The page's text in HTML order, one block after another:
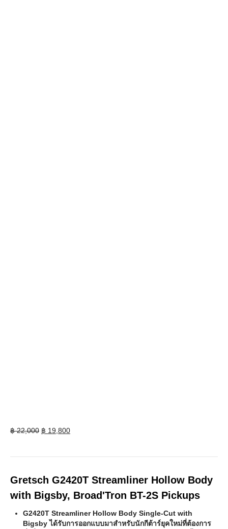
฿22,000 Original
฿ 19,800Current
Gretsch G2420T Streamliner Hollow Body
with Bigsby, Broad'Tron BT-2S Pickups
G2420T Streamliner Hollow Body Single-Cut with
Bigsby ได้รับการออกแบบมาสำหรับนักกีต้าร์ยุคใหม่ที่ต้องการ